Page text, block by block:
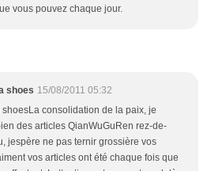
vous pouvez chaque jour.
shoes 15/08/2011 05:32
consolidation de la paix, je
des articles QianWuGuRen rez-de-
jespère ne pas ternir grossière vos
vos articles ont été chaque fois que